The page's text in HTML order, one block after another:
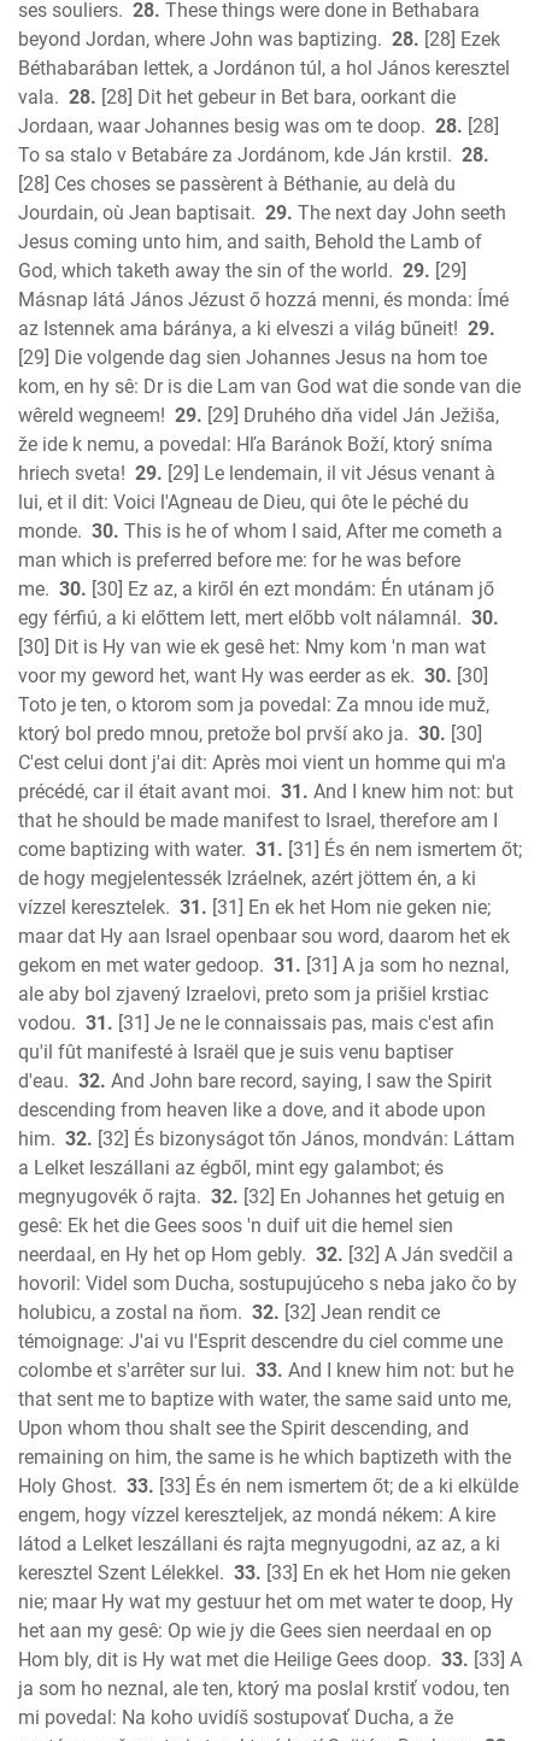
ses souliers. 28. These things were done in Bethabara
beyond Jordan, where John was baptizing. 28. [28] Ezek
Béthabarában lettek, a Jordánon túl, a hol János keresztel
vala. 28. [28] Dit het gebeur in Bet bara, oorkant die
Jordaan, waar Johannes besig was om te doop. 28. [28]
To sa stalo v Betabáre za Jordánom, kde Ján krstil. 28.
[28] Ces choses se passèrent à Béthanie, au delà du
Jourdain, où Jean baptisait. 29. The next day John seeth
Jesus coming unto him, and saith, Behold the Lamb of
God, which taketh away the sin of the world. 29. [29]
Másnap látá János Jézust ő hozzá menni, és monda: Ímé
az Istennek ama báránya, a ki elveszi a világ bűneit! 29.
[29] Die volgende dag sien Johannes Jesus na hom toe
kom, en hy sê: Dr is die Lam van God wat die sonde van die
wêreld wegneem! 29. [29] Druhého dňa videl Ján Ježiša,
že ide k nemu, a povedal: Hľa Baránok Boží, ktorý sníma
hriech sveta! 29. [29] Le lendemain, il vit Jésus venant à
lui, et il dit: Voici l'Agneau de Dieu, qui ôte le péché du
monde. 30. This is he of whom I said, After me cometh a
man which is preferred before me: for he was before
me. 30. [30] Ez az, a kiről én ezt mondám: Én utánam jő
egy férfiú, a ki előttem lett, mert előbb volt nálamnál. 30.
[30] Dit is Hy van wie ek gesê het: Nmy kom 'n man wat
voor my geword het, want Hy was eerder as ek. 30. [30]
Toto je ten, o ktorom som ja povedal: Za mnou ide muž,
ktorý bol predo mnou, pretože bol prvší ako ja. 30. [30]
C'est celui dont j'ai dit: Après moi vient un homme qui m'a
précédé, car il était avant moi. 31. And I knew him not: but
that he should be made manifest to Israel, therefore am I
come baptizing with water. 31. [31] És én nem ismertem őt;
de hogy megjelentessék Izráelnek, azért jöttem én, a ki
vízzel keresztelek. 31. [31] En ek het Hom nie geken nie;
maar dat Hy aan Israel openbaar sou word, daarom het ek
gekom en met water gedoop. 31. [31] A ja som ho neznal,
ale aby bol zjavený Izraelovi, preto som ja prišiel krstiac
vodou. 31. [31] Je ne le connaissais pas, mais c'est afin
qu'il fût manifesté à Israël que je suis venu baptiser
d'eau. 32. And John bare record, saying, I saw the Spirit
descending from heaven like a dove, and it abode upon
him. 32. [32] És bizonyságot tőn János, mondván: Láttam
a Lelket leszállani az égből, mint egy galambot; és
megnyugovék ő rajta. 32. [32] En Johannes het getuig en
gesê: Ek het die Gees soos 'n duif uit die hemel sien
neerdaal, en Hy het op Hom gebly. 32. [32] A Ján svedčil a
hovoril: Videl som Ducha, sostupujúceho s neba jako čo by
holubicu, a zostal na ňom. 32. [32] Jean rendit ce
témoignage: J'ai vu l'Esprit descendre du ciel comme une
colombe et s'arrêter sur lui. 33. And I knew him not: but he
that sent me to baptize with water, the same said unto me,
Upon whom thou shalt see the Spirit descending, and
remaining on him, the same is he which baptizeth with the
Holy Ghost. 33. [33] És én nem ismertem őt; de a ki elkülde
engem, hogy vízzel kereszteljek, az mondá nékem: A kire
látod a Lelket leszállani és rajta megnyugodni, az az, a ki
keresztel Szent Lélekkel. 33. [33] En ek het Hom nie geken
nie; maar Hy wat my gestuur het om met water te doop, Hy
het aan my gesê: Op wie jy die Gees sien neerdaal en op
Hom bly, dit is Hy wat met die Heilige Gees doop. 33. [33] A
ja som ho neznal, ale ten, ktorý ma poslal krstiť vodou, ten
mi povedal: Na koho uvidíš sostupovať Ducha, a že